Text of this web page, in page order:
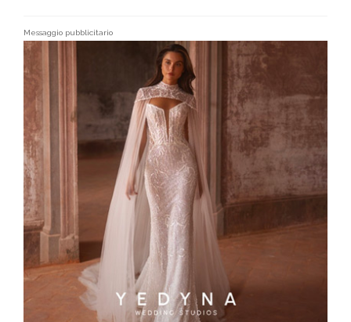
Messaggio pubblicitario